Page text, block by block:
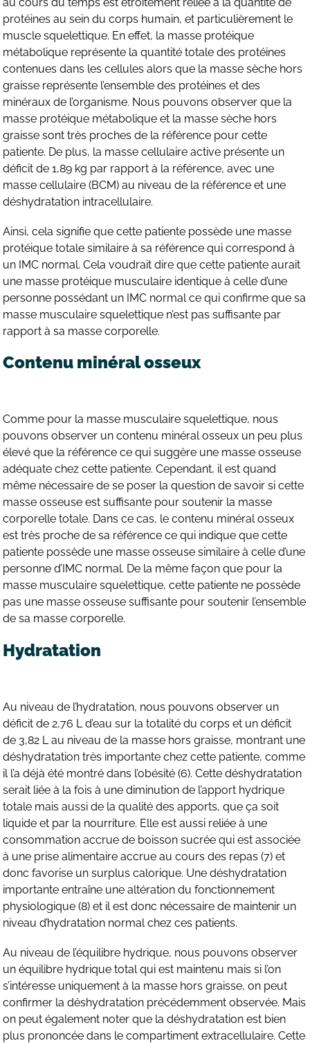
protéines au sein du corps humain, et particulièrement le
muscle squelettique. En effet, la masse protéique
métabolique représente la quantité totale des protéines
contenues dans les cellules alors que la masse sèche hors
graisse représente l’ensemble des protéines et des
minéraux de l’organisme. Nous pouvons observer que la
masse protéique métabolique et la masse sèche hors
graisse sont très proches de la référence pour cette
patiente. De plus, la masse cellulaire active présente un
déficit de 1,89 kg par rapport à la référence, avec une
masse cellulaire (BCM) au niveau de la référence et une
déshydratation intracellulaire.
Ainsi, cela signifie que cette patiente possède une masse
protéique totale similaire à sa référence qui correspond à
un IMC normal. Cela voudrait dire que cette patiente aurait
une masse protéique musculaire identique à celle d’une
personne possédant un IMC normal ce qui confirme que sa
masse musculaire squelettique n’est pas suffisante par
rapport à sa masse corporelle.
Contenu minéral osseux
Comme pour la masse musculaire squelettique, nous
pouvons observer un contenu minéral osseux un peu plus
élevé que la référence ce qui suggère une masse osseuse
adéquate chez cette patiente. Cependant, il est quand
même nécessaire de se poser la question de savoir si cette
masse osseuse est suffisante pour soutenir la masse
corporelle totale. Dans ce cas, le contenu minéral osseux
est très proche de sa référence ce qui indique que cette
patiente possède une masse osseuse similaire à celle d’une
personne d’IMC normal. De la même façon que pour la
masse musculaire squelettique, cette patiente ne possède
pas une masse osseuse suffisante pour soutenir l’ensemble
de sa masse corporelle.
Hydratation
Au niveau de l’hydratation, nous pouvons observer un
déficit de 2,76 L d’eau sur la totalité du corps et un déficit
de 3,82 L au niveau de la masse hors graisse, montrant une
déshydratation très importante chez cette patiente, comme
il l’a déjà été montré dans l’obésité (6). Cette déshydratation
serait liée à la fois à une diminution de l’apport hydrique
totale mais aussi de la qualité des apports, que ça soit
liquide et par la nourriture. Elle est aussi reliée à une
consommation accrue de boisson sucrée qui est associée
à une prise alimentaire accrue au cours des repas (7) et
donc favorise un surplus calorique. Une déshydratation
importante entraîne une altération du fonctionnement
physiologique (8) et il est donc nécessaire de maintenir un
niveau d’hydratation normal chez ces patients.
Au niveau de l’équilibre hydrique, nous pouvons observer
un équilibre hydrique total qui est maintenu mais si l’on
s’intéresse uniquement à la masse hors graisse, on peut
confirmer la déshydratation précédemment observée. Mais
on peut également noter que la déshydratation est bien
plus prononcée dans le compartiment extracellulaire. Cette